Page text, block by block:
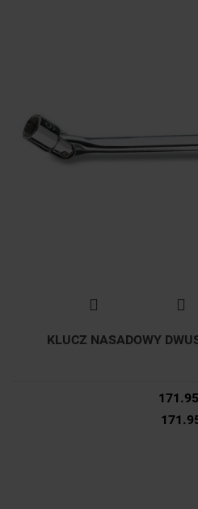
KLUCZ NASADOWY
171.95